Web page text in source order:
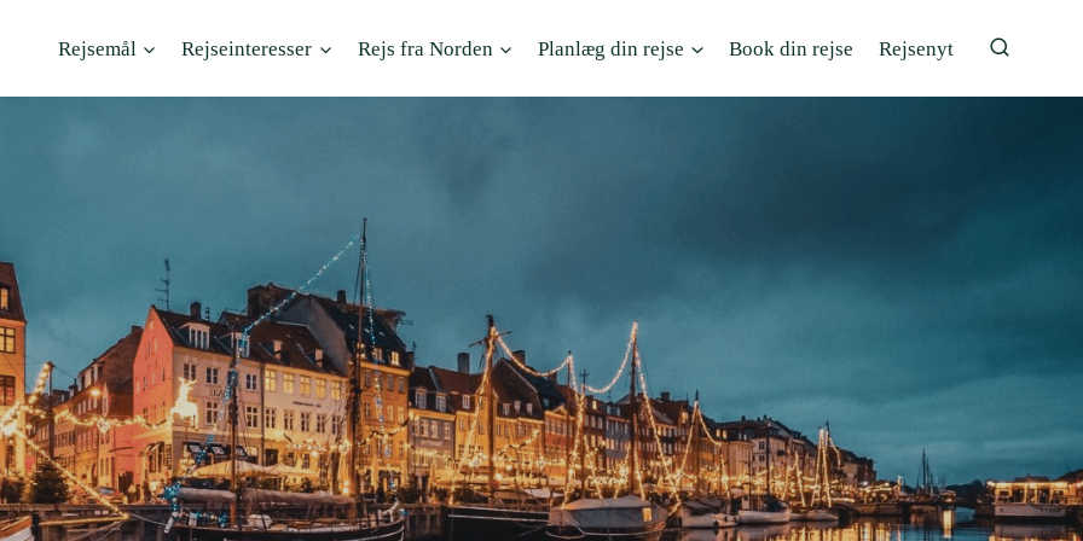
Rejsemål Rejseinteresser Rejs fra Norden Planlæg din rejse Book din rejse Rejsenyt